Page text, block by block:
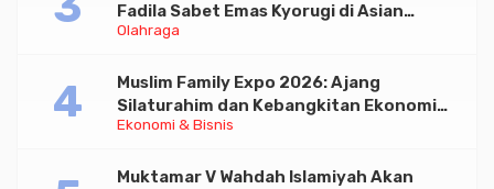
Olahraga
Fadila Sabet Emas Kyorugi di Asian
Taekwondo Indonesia Open 2026
Ekonomi & Bisnis
Muslim Family Expo 2026: Ajang
Silaturahim dan Kebangkitan Ekonomi
Halal di Jakarta
Muktamar V Wahdah Islamiyah Akan